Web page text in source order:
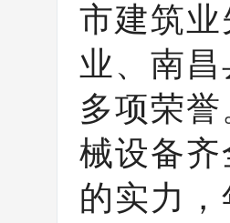
市建筑
业、南
多项荣
械设备
的实力